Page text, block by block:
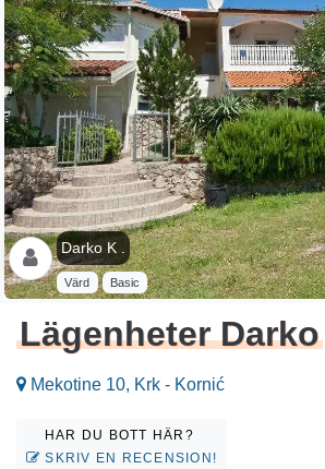
Darko K .
Värd Basic
Lägenheter Darko
Mekotine 10, Krk - Kornić
HAR DU BOTT HÄR?
SKRIV EN RECENSION!